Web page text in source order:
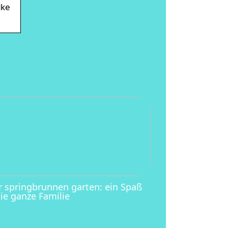
springbrunnen garten: ein Spaß
ganze Familie